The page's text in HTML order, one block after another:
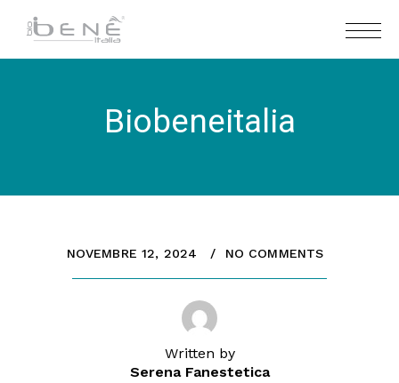
Biobeneitalia
NOVEMBRE 12, 2024 NO COMMENTS
Written by
Serena Fanestetica